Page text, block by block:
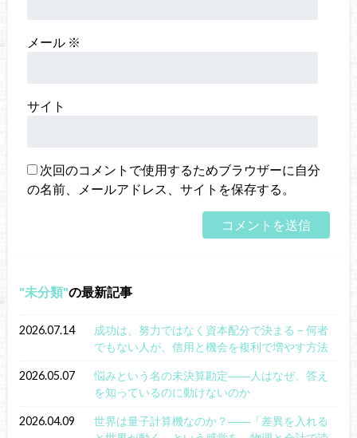
メール ※
サイト
次回のコメントで使用するためブラウザーに自分
の名前、メールアドレス、サイトを保存する。
未分類 の最新記事
2026.07.14
成功は、努力ではなく資本配分で決まる – 何者
でもない人が、信用と機会を複利で増やす方法
2026.05.07
悩みという名の未決算勘定――人はなぜ、答え
を知っているのに動けないのか
2026.04.09
世界は量子計算機なのか？――「差異を入れる